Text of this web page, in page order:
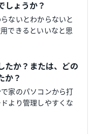
しょうか？
ないとわからないと
できるといいなと思
たか？または、どの
か？
家のパソコンから打
より管理しやすくな